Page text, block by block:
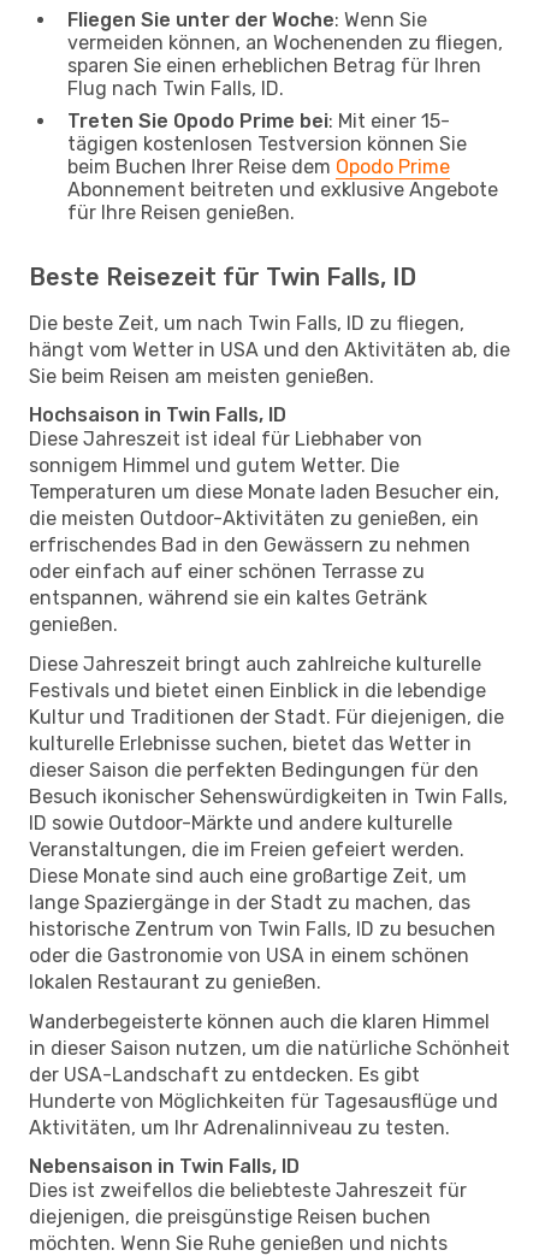
Fliegen Sie unter der Woche: Wenn Sie
vermeiden können, an Wochenenden zu fliegen,
sparen Sie einen erheblichen Betrag für Ihren
Flug nach Twin Falls, ID.
Treten Sie Opodo Prime bei: Mit einer 15-
tägigen kostenlosen Testversion können Sie
beim Buchen Ihrer Reise dem Opodo Prime
Abonnement beitreten und exklusive Angebote
für Ihre Reisen genießen.
Beste Reisezeit für Twin Falls, ID
Die beste Zeit, um nach Twin Falls, ID zu fliegen,
hängt vom Wetter in USA und den Aktivitäten ab, die
Sie beim Reisen am meisten genießen.
Hochsaison in Twin Falls, ID
Diese Jahreszeit ist ideal für Liebhaber von
sonnigem Himmel und gutem Wetter. Die
Temperaturen um diese Monate laden Besucher ein,
die meisten Outdoor-Aktivitäten zu genießen, ein
erfrischendes Bad in den Gewässern zu nehmen
oder einfach auf einer schönen Terrasse zu
entspannen, während sie ein kaltes Getränk
genießen.
Diese Jahreszeit bringt auch zahlreiche kulturelle
Festivals und bietet einen Einblick in die lebendige
Kultur und Traditionen der Stadt. Für diejenigen, die
kulturelle Erlebnisse suchen, bietet das Wetter in
dieser Saison die perfekten Bedingungen für den
Besuch ikonischer Sehenswürdigkeiten in Twin Falls,
ID sowie Outdoor-Märkte und andere kulturelle
Veranstaltungen, die im Freien gefeiert werden.
Diese Monate sind auch eine großartige Zeit, um
lange Spaziergänge in der Stadt zu machen, das
historische Zentrum von Twin Falls, ID zu besuchen
oder die Gastronomie von USA in einem schönen
lokalen Restaurant zu genießen.
Wanderbegeisterte können auch die klaren Himmel
in dieser Saison nutzen, um die natürliche Schönheit
der USA-Landschaft zu entdecken. Es gibt
Hunderte von Möglichkeiten für Tagesausflüge und
Aktivitäten, um Ihr Adrenalinniveau zu testen.
Nebensaison in Twin Falls, ID
Dies ist zweifellos die beliebteste Jahreszeit für
diejenigen, die preisgünstige Reisen buchen
möchten. Wenn Sie Ruhe genießen und nichts